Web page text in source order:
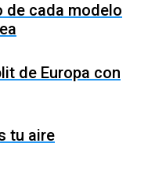
de cada modelo
de Europa con
tu aire